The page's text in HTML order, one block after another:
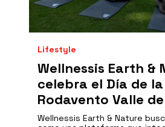
Lifestyle
Wellnessis Earth &
celebra el Día de
Rodavento Valle
Wellnessis Earth & Nature